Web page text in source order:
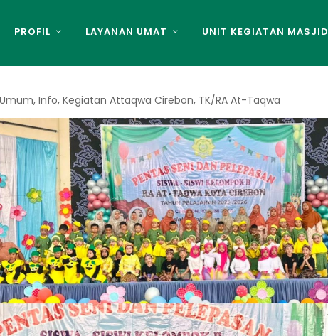
PROFIL LAYANAN UMAT UNIT KEGIATAN MASJID
, Info, Kegiatan Attaqwa Cirebon, TK/RA At-Taqwa